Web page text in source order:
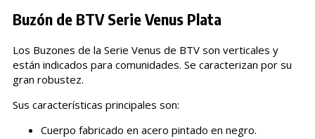
Buzón de BTV Serie Venus Plata
Los Buzones de la Serie Venus de BTV son verticales y
están indicados para comunidades. Se caracterizan por su
gran robustez.
Sus características principales son:
Cuerpo fabricado en acero pintado en negro.